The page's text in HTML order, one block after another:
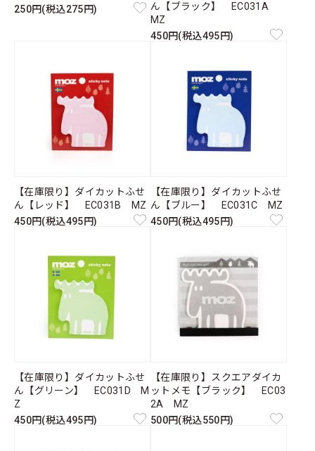
250円(税込275円)
ん【ブラック】 EC031A
MZ
450円(税込495円)
【在庫限り】ダイカットふせ
ん【レッド】 EC031B MZ
450円(税込495円)
【在庫限り】ダイカットふせ
ん【ブルー】 EC031C MZ
450円(税込495円)
【在庫限り】ダイカットふせ
ん【グリーン】 EC031D M
Z
450円(税込495円)
【在庫限り】スクエアダイカ
ットメモ【ブラック】 EC03
2A MZ
500円(税込550円)